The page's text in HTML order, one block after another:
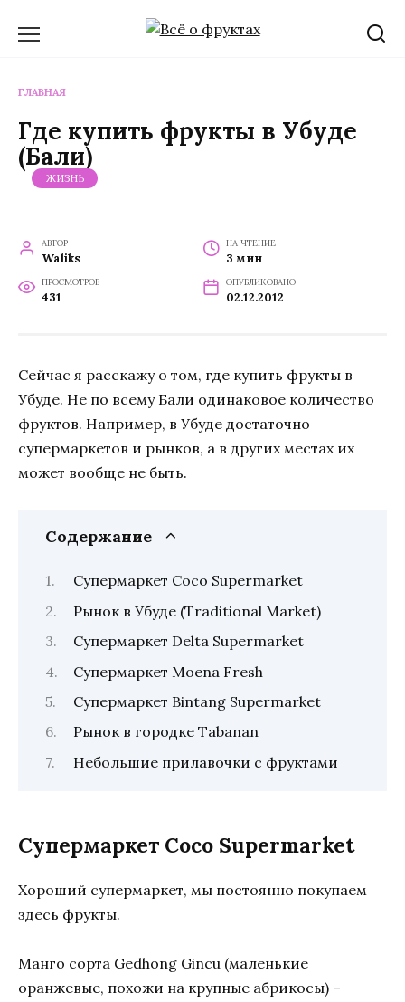
ГЛАВНАЯ
Где купить фрукты в Убуде
(Бали)
ЖИЗНЬ
АВТОР
Waliks
НА ЧТЕНИЕ
3 мин
ПРОСМОТРОВ
431
ОПУБЛИКОВАНО
02.12.2012
Сейчас я расскажу о том, где купить фрукты в
Убуде. Не по всему Бали одинаковое количество
фруктов. Например, в Убуде достаточно
супермаркетов и рынков, а в других местах их
может вообще не быть.
Содержание
Супермаркет Coco Supermarket
Рынок в Убуде (Traditional Market)
Супермаркет Delta Supermarket
Супермаркет Moena Fresh
Супермаркет Bintang Supermarket
Рынок в городке Tabanan
Небольшие прилавочки с фруктами
Супермаркет Coco Supermarket
Хороший супермаркет, мы постоянно покупаем
здесь фрукты.
Манго сорта Gedhong Gincu (маленькие
оранжевые, похожи на крупные абрикосы) –